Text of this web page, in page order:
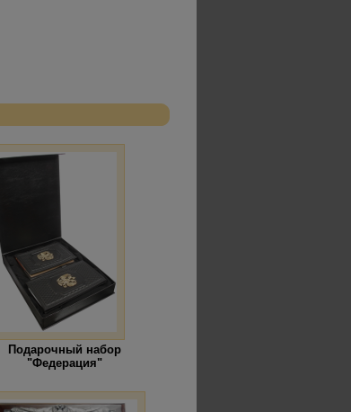
Подарочный набор
"Федерация"